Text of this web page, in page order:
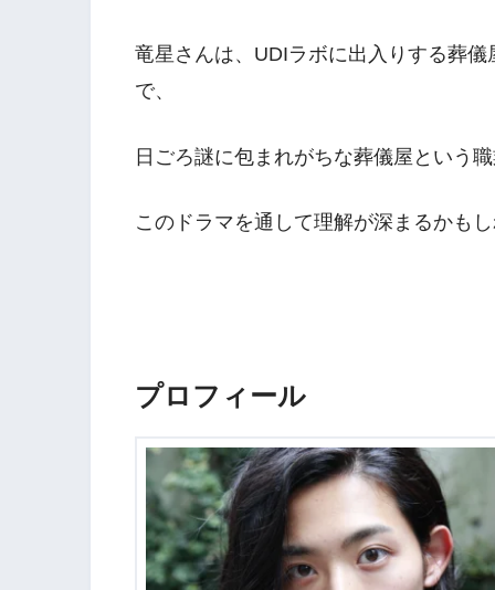
竜星さんは、UDIラボに出入りする葬
で、
日ごろ謎に包まれがちな葬儀屋という
このドラマを通して理解が深まるかも
プロフィール